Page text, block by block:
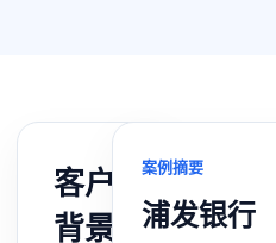
客户
背景
案例摘要
浦发银行